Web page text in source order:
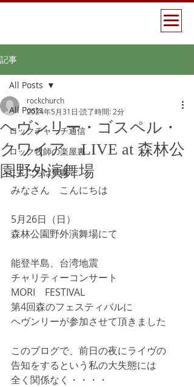
記事
All Posts
ロックチャーチ通信
ロック牧師の楽屋裏
こんにちは聖書
All Posts
ヘヴンリー・ゴスペル・
クワイア LIVE at 森林公
園野外演舞場
rockchurch
2024年5月31日 読了時間: 2分
みなさん　こんにちは
5月26日（日）
森林公園野外演舞場にて
能登半島、台湾地震
チャリティーコンサート
MORI　FESTIVAL
第4回森のフェスティバルに
ヘヴンリーが参加させて頂きました
このブログで、前日の夜にライヴの
告知をするという私の大失態には
全く関係なく・・・・